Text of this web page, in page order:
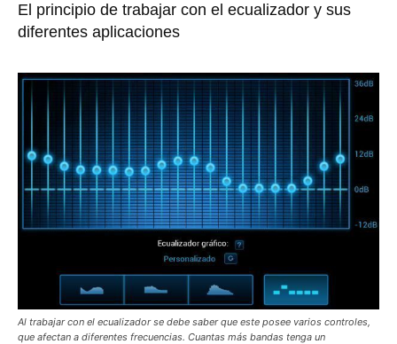
El principio de trabajar con el ecualizador y sus
diferentes aplicaciones
Al trabajar con el ecualizador se debe saber que este posee varios controles,
que afectan a diferentes frecuencias. Cuantas más bandas tenga un